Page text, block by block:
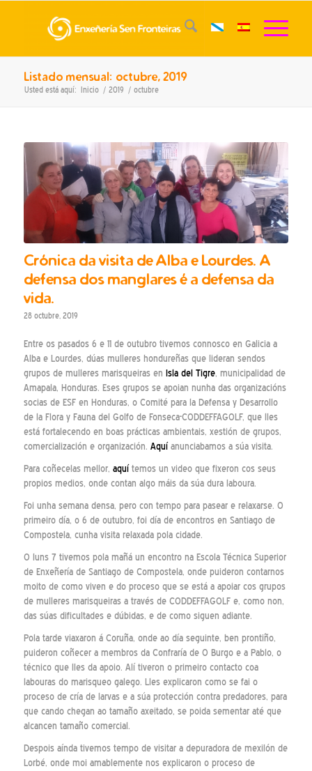
Listado mensual: octubre, 2019
Usted está aquí: Inicio / 2019 / octubre
Crónica da visita de Alba e Lourdes. A
defensa dos manglares é a defensa da
vida.
28 octubre, 2019
Entre os pasados 6 e 11 de outubro tivemos connosco en Galicia a
Alba e Lourdes, dúas mulleres hondureñas que lideran sendos
grupos de mulleres marisqueiras en Isla del Tigre, municipalidad de
Amapala, Honduras. Eses grupos se apoian nunha das organizacións
socias de ESF en Honduras, o Comité para la Defensa y Desarrollo
de la Flora y Fauna del Golfo de Fonseca-CODDEFFAGOLF, que lles
está fortalecendo en boas prácticas ambientais, xestión de grupos,
comercialización e organización. Aquíanunciabamos a súa visita.
Para coñecelas mellor, aquítemos un video que fixeron cos seus
propios medios, onde contan algo máis da súa dura laboura.
Foi unha semana densa, pero con tempo para pasear e relaxarse. O
primeiro día, o 6 de outubro, foi día de encontros en Santiago de
Compostela, cunha visita relaxada pola cidade.
O luns 7 tivemos pola mañá un encontro na Escola Técnica Superior
de Enxeñería de Santiago de Compostela, onde puideron contarnos
moito de como viven e do proceso que se está a apoiar cos grupos
de mulleres marisqueiras a través de CODDEFFAGOLF e, como non,
das súas dificultades e dúbidas, e de como siguen adiante.
Pola tarde viaxaron á Coruña, onde ao día seguinte, ben prontiño,
puideron coñecer a membros da Confraría de O Burgo e a Pablo, o
técnico que lles da apoio. Alí tiveron o primeiro contacto coa
labouras do marisqueo galego. Lles explicaron como se fai o
proceso de cría de larvas e a súa protección contra predadores, para
que cando chegan ao tamaño axeitado, se poida sementar até que
alcancen tamaño comercial.
Despois aínda tivemos tempo de visitar a depuradora de mexilón de
Lorbé, onde moi amablemente nos explicaron o proceso de